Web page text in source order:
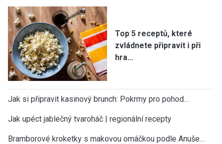
Top 5 receptů, které
zvládnete připravit i při
hra…
Jak si připravit kasinový brunch: Pokrmy pro pohod…
Jak upéct jablečný tvaroháč | regionální recepty
Bramborové kroketky s makovou omáčkou podle Anuše…